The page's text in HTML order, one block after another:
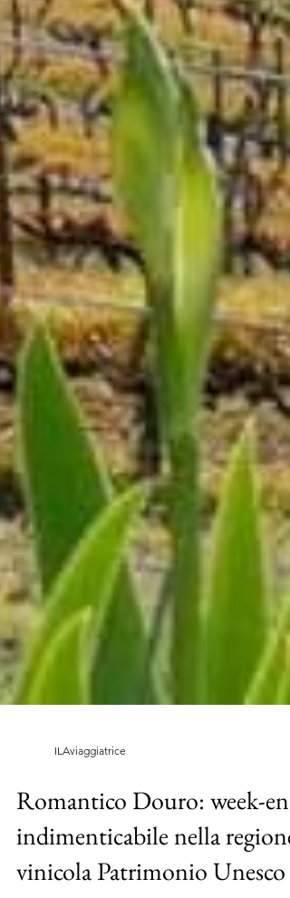
Romantico Douro: week-end
indimenticabile nella regione